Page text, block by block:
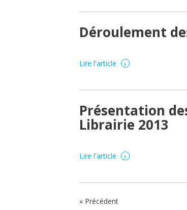
Déroulement
Lire l'article ›
Présentation
Librairie 2013
Lire l'article ›
« Précédent